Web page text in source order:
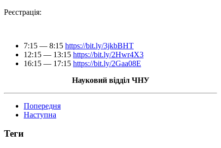
Реєстрація:
7:15 — 8:15 https://bit.ly/3jkbBHT
12:15 — 13:15 https://bit.ly/2Hwr4X3
16:15 — 17:15 https://bit.ly/2Gaa08E
Науковий відділ ЧНУ
Попередня
Наступна
Теги